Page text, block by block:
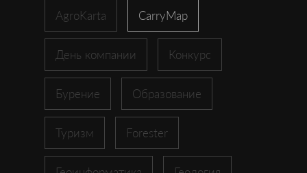
AgroKarta CarryMap
День компании Конкурс
Бурение Образование
Туризм Forester